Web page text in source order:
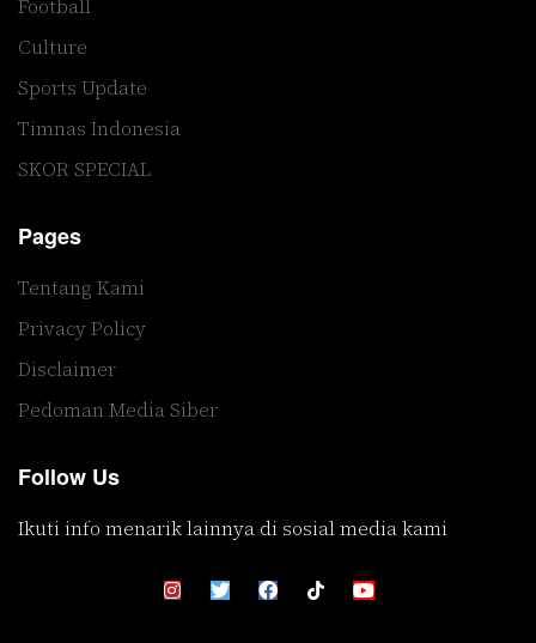
Football
Culture
Sports Update
Timnas Indonesia
SKOR SPECIAL
Pages
Tentang Kami
Privacy Policy
Disclaimer
Pedoman Media Siber
Follow Us
Ikuti info menarik lainnya di sosial media kami